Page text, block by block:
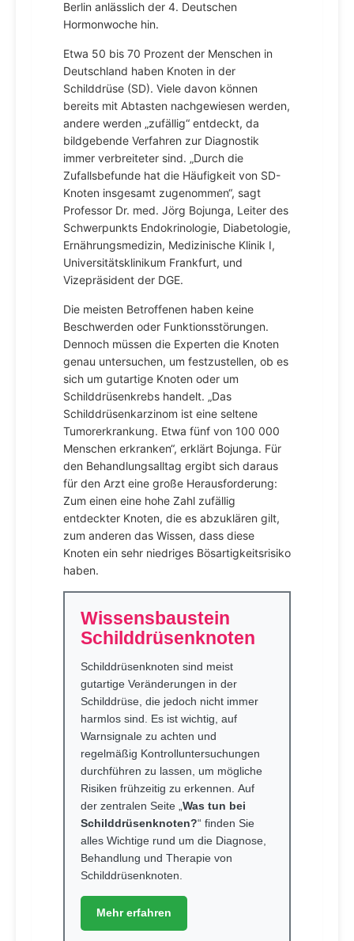
Berlin anlässlich der 4. Deutschen
Hormonwoche hin.
Etwa 50 bis 70 Prozent der Menschen in
Deutschland haben Knoten in der
Schilddrüse (SD). Viele davon können
bereits mit Abtasten nachgewiesen werden,
andere werden „zufällig“ entdeckt, da
bildgebende Verfahren zur Diagnostik
immer verbreiteter sind. „Durch die
Zufallsbefunde hat die Häufigkeit von SD-
Knoten insgesamt zugenommen“, sagt
Professor Dr. med. Jörg Bojunga, Leiter des
Schwerpunkts Endokrinologie, Diabetologie,
Ernährungsmedizin, Medizinische Klinik I,
Universitätsklinikum Frankfurt, und
Vizepräsident der DGE.
Die meisten Betroffenen haben keine
Beschwerden oder Funktionsstörungen.
Dennoch müssen die Experten die Knoten
genau untersuchen, um festzustellen, ob es
sich um gutartige Knoten oder um
Schilddrüsenkrebs handelt. „Das
Schilddrüsenkarzinom ist eine seltene
Tumorerkrankung. Etwa fünf von 100 000
Menschen erkranken“, erklärt Bojunga. Für
den Behandlungsalltag ergibt sich daraus
für den Arzt eine große Herausforderung:
Zum einen eine hohe Zahl zufällig
entdeckter Knoten, die es abzuklären gilt,
zum anderen das Wissen, dass diese
Knoten ein sehr niedriges Bösartigkeitsrisiko
haben.
Wissensbaustein
Schilddrüsenknoten
Schilddrüsenknoten sind meist
gutartige Veränderungen in der
Schilddrüse, die jedoch nicht immer
harmlos sind. Es ist wichtig, auf
Warnsignale zu achten und
regelmäßig Kontrolluntersuchungen
durchführen zu lassen, um mögliche
Risiken frühzeitig zu erkennen. Auf
der zentralen Seite „ Was tun bei
Schilddrüsenknoten?“ finden Sie
alles Wichtige rund um die Diagnose,
Behandlung und Therapie von
Schilddrüsenknoten.
Mehr erfahren